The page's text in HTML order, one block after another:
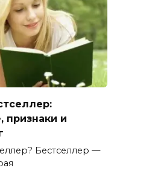
признаки и
Бестселлер —